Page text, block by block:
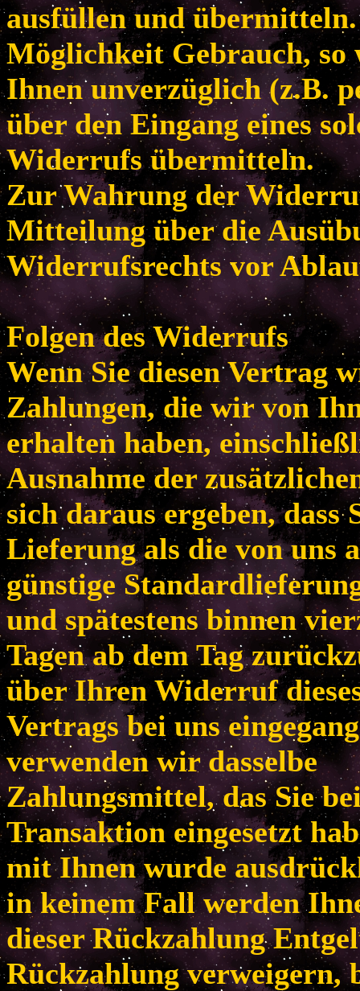
ausfüllen und
Möglichkeit Gebrauch, so
Ihnen unverzüglich (z.B.
über den Eingang eines
Widerrufs übermitteln.
Zur Wahrung der
Mitteilung über die
Widerrufsrechts vor
Folgen des Widerrufs
Wenn Sie diesen Vertrag
Zahlungen, die wir von
erhalten haben,
Ausnahme der
sich daraus ergeben, dass
Lieferung als die von uns
günstige
und spätestens binnen
Tagen ab dem Tag
über Ihren Widerruf
Vertrags bei uns
verwenden wir dasselbe
Zahlungsmittel, das Sie
Transaktion eingesetzt
mit Ihnen wurde
in keinem Fall werden
dieser Rückzahlung
Rückzahlung verweigern,